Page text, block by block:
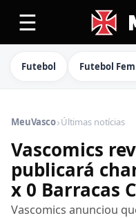
☰
Futebol Futebol
MeuVasco›Últimas notícias
Vascomics
publicará
x 0 Barracas
Vascomics anunciou